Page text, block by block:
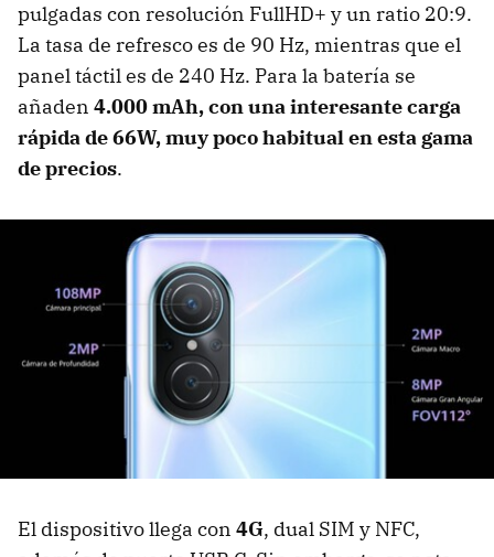
pulgadas con resolución FullHD+ y un ratio 20:9.
La tasa de refresco es de 90 Hz, mientras que el
panel táctil es de 240 Hz. Para la batería se
añaden 4.000 mAh, con una interesante carga
rápida de 66W, muy poco habitual en esta gama
de precios.
El dispositivo llega con 4G, dual SIM y NFC,